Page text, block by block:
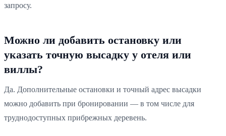
запросу.
Можно ли добавить остановку или
указать точную высадку у отеля или
виллы?
Да. Дополнительные остановки и точный адрес высадки
можно добавить при бронировании — в том числе для
труднодоступных прибрежных деревень.